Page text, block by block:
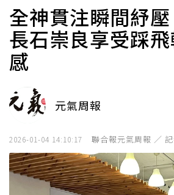
全神貫注瞬間紓
長石崇良享受踩
感
元氣周報
2026-01-04 14:10:17 聯合報元氣周報 ／